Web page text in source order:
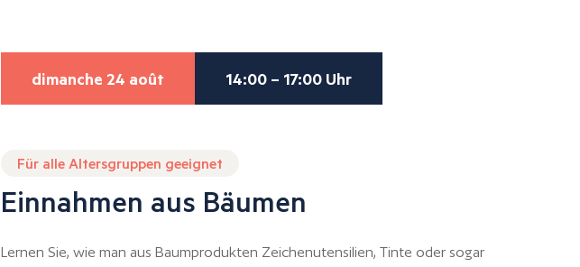
dimanche 24 août 14:00 – 17:00 Uhr
Für alle Altersgruppen geeignet
Einnahmen aus Bäumen
Lernen Sie, wie man aus Baumprodukten Zeichenutensilien, Tinte oder sogar